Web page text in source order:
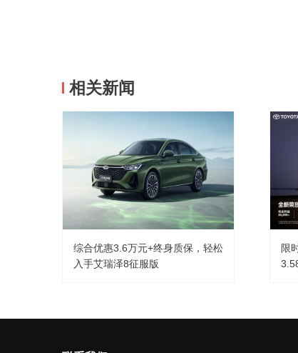
相关新闻
综合优惠3.6万元+终身质保，轻松
入手艾瑞泽8征服版
限